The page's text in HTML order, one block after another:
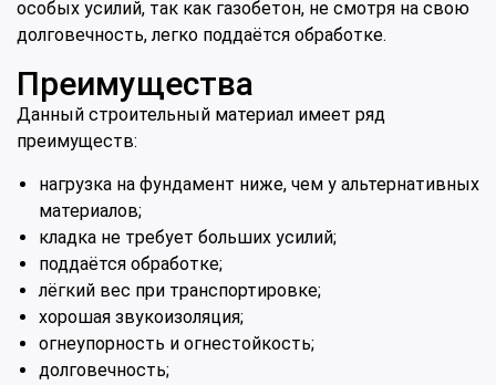
особых усилий, так как газобетон, не смотря на свою
долговечность, легко поддаётся обработке.
Преимущества
Данный строительный материал имеет ряд
преимуществ:
нагрузка на фундамент ниже, чем у альтернативных
материалов;
кладка не требует больших усилий;
поддаётся обработке;
лёгкий вес при транспортировке;
хорошая звукоизоляция;
огнеупорность и огнестойкость;
долговечность;